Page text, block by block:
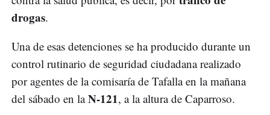
drogas.
Una de esas detenciones se ha producido durante un
control rutinario de seguridad ciudadana realizado
por agentes de la comisaría de Tafalla en la mañana
del sábado en laN-121, a la altura de Caparroso.